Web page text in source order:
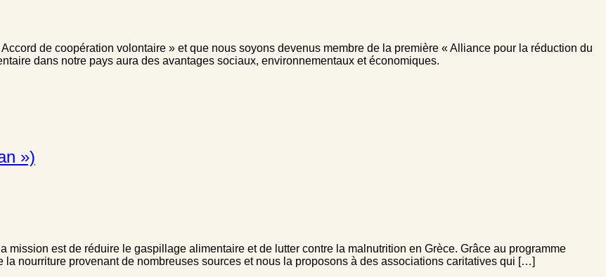
de coopération volontaire » et que nous soyons devenus membre de la première « Alliance pour la réduction du
dans notre pays aura des avantages sociaux, environnementaux et économiques.
»)
mission est de réduire le gaspillage alimentaire et de lutter contre la malnutrition en Grèce. Grâce au programme
nourriture provenant de nombreuses sources et nous la proposons à des associations caritatives qui […]